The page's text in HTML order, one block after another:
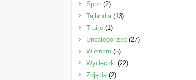
Sport(2)
Tajlandia(13)
Truijjo(1)
Uncategorized (27)
Wietnam (5)
Wycieczki (22)
Zdjęcia(2)